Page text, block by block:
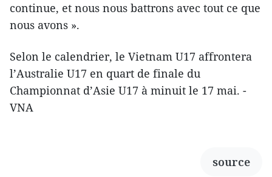
continue, et nous nous battrons avec tout ce que
nous avons ».
Selon le calendrier, le Vietnam U17 affrontera
l’Australie U17 en quart de finale du
Championnat d’Asie U17 à minuit le 17 mai. -
VNA
source